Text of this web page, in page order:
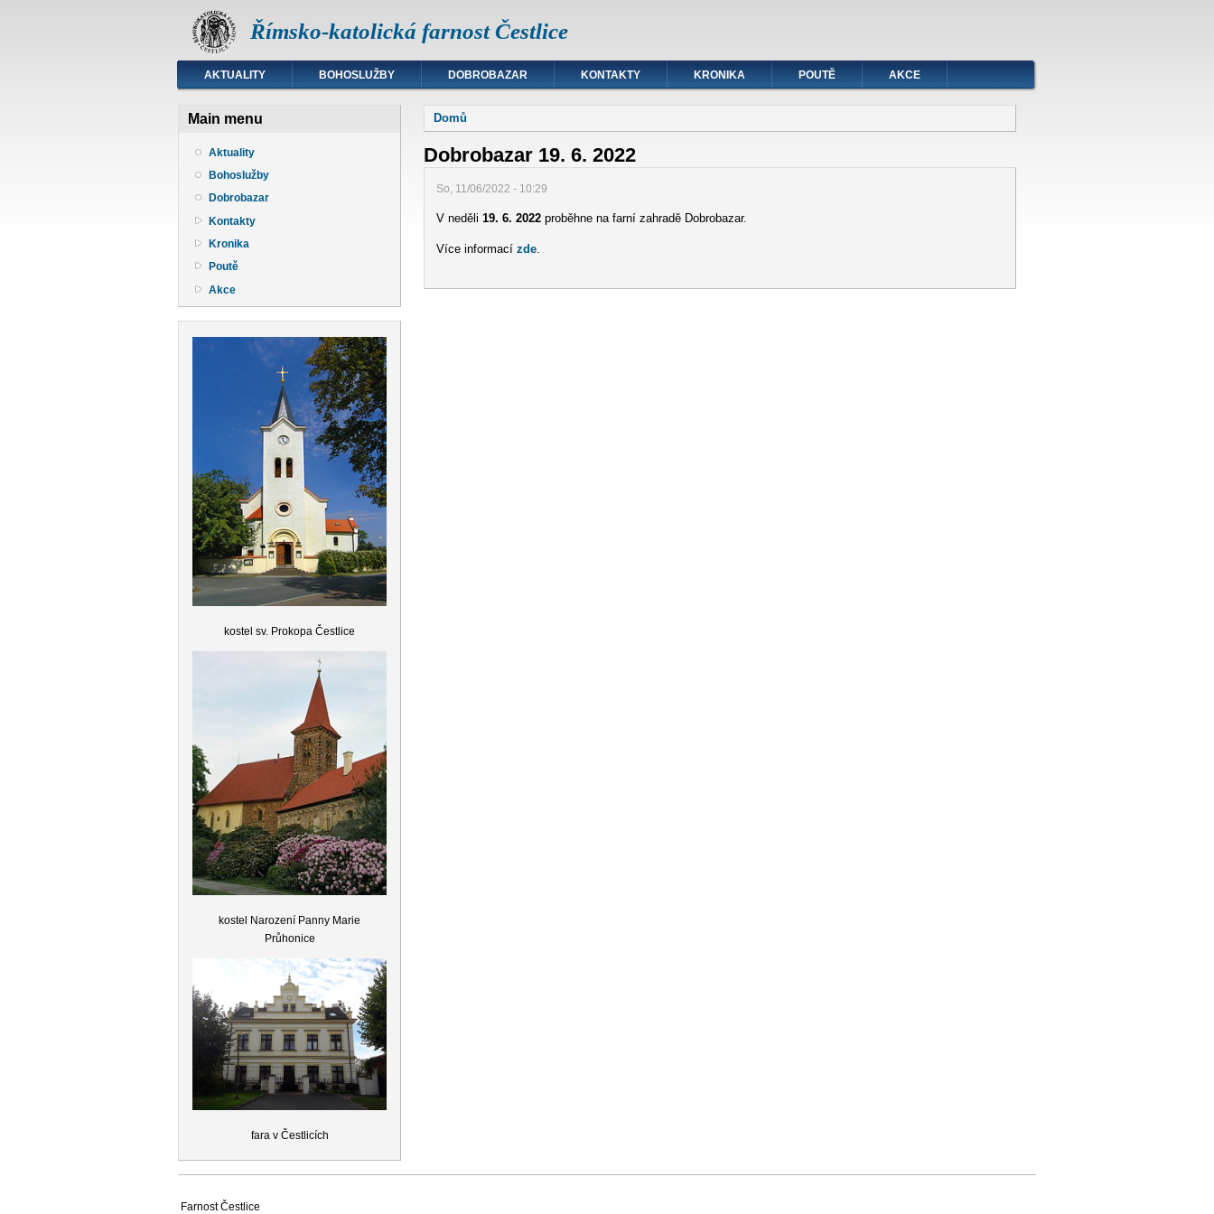
Římsko-katolická farnost Čestlice
AKTUALITY BOHOSLUŽBY DOBROBAZAR KONTAKTY KRONIKA POUTĚ AKCE
Main menu
Aktuality
Bohoslužby
Dobrobazar
Kontakty
Kronika
Poutě
Akce
kostel sv. Prokopa Čestlice
kostel Narození Panny Marie
Průhonice
fara v Čestlicích
Jste zde
Domů
Dobrobazar 19. 6. 2022
So, 11/06/2022 - 10:29
V neděli19. 6. 2022 proběhne na farní zahradě Dobrobazar.
Více informacízde
Farnost Čestlice